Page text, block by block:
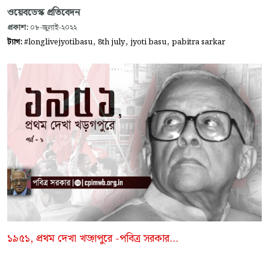
ওয়েবডেস্ক প্রতিবেদন
প্রকাশ: ০৮-জুলাই-২০২২
ট্যাগ:#longlivejyotibasu, 8th july, jyoti basu, pabitra sarkar
১৯৫১, প্রথম দেখা খড়্গপুরে -পবিত্র সরকার...